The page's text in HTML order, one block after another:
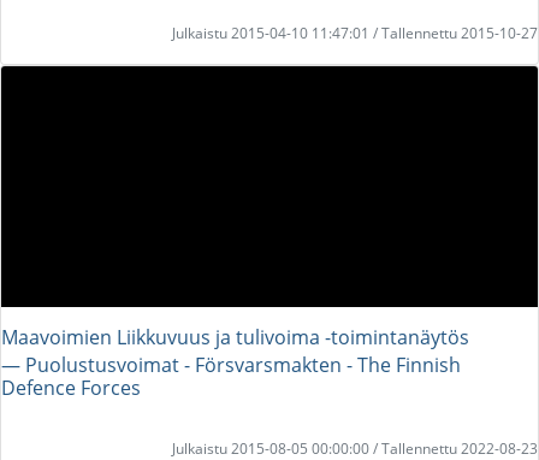
Julkaistu 2015-04-10 11:47:01 / Tallennettu 2015-10-27
Maavoimien Liikkuvuus ja tulivoima -toimintanäytös
― Puolustusvoimat - Försvarsmakten - The Finnish
Defence Forces
Julkaistu 2015-08-05 00:00:00 / Tallennettu 2022-08-23